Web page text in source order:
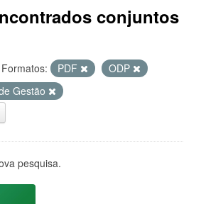
conjuntos
Formatos: PDF
ODP
Gestão
pesquisa.